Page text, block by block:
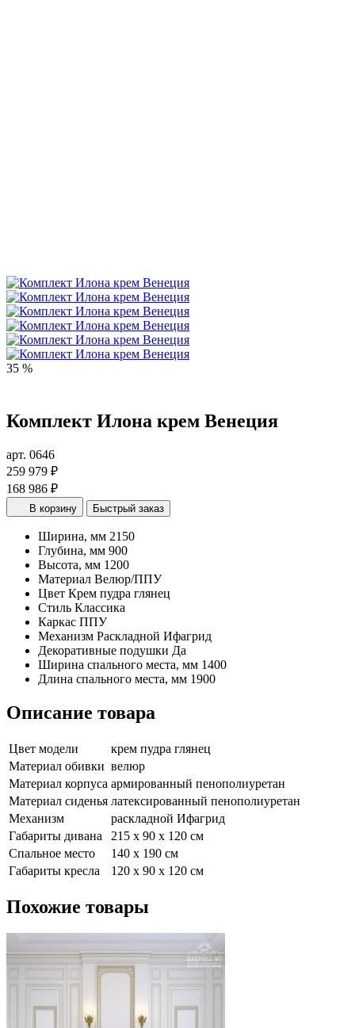
35 %
Комплект Илона крем Венеция
арт. 0646
259 979 ₽
168 986 ₽
В корзину Быстрый заказ
Ширина, мм 2150
Глубина, мм 900
Высота, мм 1200
Материал Велюр/ППУ
Цвет Крем пудра глянец
Стиль Классика
Каркас ППУ
Механизм Раскладной Ифагрид
Декоративные подушки Да
Ширина спального места, мм 1400
Длина спального места, мм 1900
Описание товара
Цвет модели
крем пудра глянец
Материал обивки велюр
Материал корпуса армированный пенополиуретан
Материал сиденья латексированный пенополиуретан
Механизм
раскладной Ифагрид
Габариты дивана
215 х 90 х 120 см
Спальное место
140 х 190 см
Габариты кресла
120 х 90 х 120 см
Похожие товары